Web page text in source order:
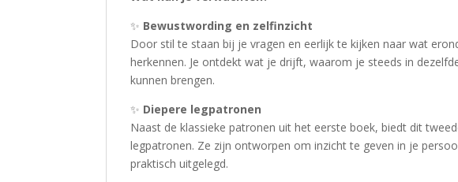
✨ Bewustwording en zelfinzicht
Door stil te staan bij je vragen en eerlijk te kijken naar wat
herkennen. Je ontdekt wat je drijft, waarom je steeds in
kunnen brengen.
✨ Diepere legpatronen
Naast de klassieke patronen uit het eerste boek, biedt dit
legpatronen. Ze zijn ontworpen om inzicht te geven in je
praktisch uitgelegd.